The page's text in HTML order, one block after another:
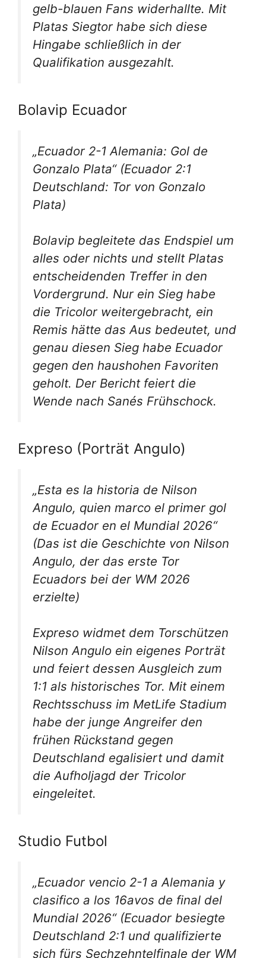
gelb-blauen Fans widerhallte. Mit
Platas Siegtor habe sich diese
Hingabe schließlich in der
Qualifikation ausgezahlt.
Bolavip Ecuador
„Ecuador 2-1 Alemania: Gol de
Gonzalo Plata“(Ecuador 2:1
Deutschland: Tor von Gonzalo
Plata)
Bolavip begleitete das Endspiel um
alles oder nichts und stellt Platas
entscheidenden Treffer in den
Vordergrund. Nur ein Sieg habe
die Tricolor weitergebracht, ein
Remis hätte das Aus bedeutet, und
genau diesen Sieg habe Ecuador
gegen den haushohen Favoriten
geholt. Der Bericht feiert die
Wende nach Sanés Frühschock.
Expreso (Porträt Angulo)
„Esta es la historia de Nilson
Angulo, quien marco el primer gol
de Ecuador en el Mundial 2026“
(Das ist die Geschichte von Nilson
Angulo, der das erste Tor
Ecuadors bei der WM 2026
erzielte)
Expreso widmet dem Torschützen
Nilson Angulo ein eigenes Porträt
und feiert dessen Ausgleich zum
1:1 als historisches Tor. Mit einem
Rechtsschuss im MetLife Stadium
habe der junge Angreifer den
frühen Rückstand gegen
Deutschland egalisiert und damit
die Aufholjagd der Tricolor
eingeleitet.
Studio Futbol
„Ecuador vencio 2-1 a Alemania y
clasifico a los 16avos de final del
Mundial 2026“(Ecuador besiegte
Deutschland 2:1 und qualifizierte
sich fürs Sechzehntelfinale der WM